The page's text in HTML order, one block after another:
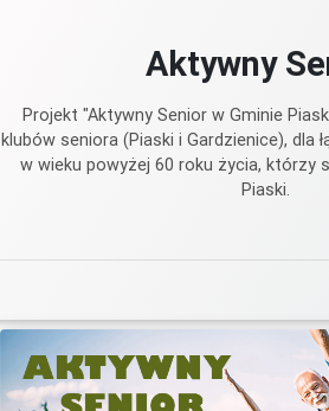
Aktywny
Projekt "Aktywny Senior w Gminie
klubów seniora (Piaski i Gardzienice), dla
w wieku powyżej 60 roku życia, którzy
Piaski.